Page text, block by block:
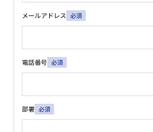
メールアドレス 必須
電話番号 必須
部署 必須